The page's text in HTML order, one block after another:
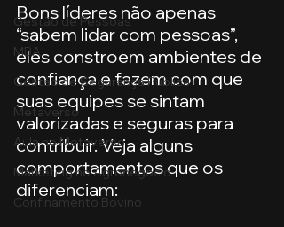
Gestão de Pessoas
MBA
Gestão de Segurança Publica
Metaverso
Aula no Metaverso
Marketing no Agronegócio
Confinamento Bovino
Bons líderes não apenas
“sabem lidar com pessoas”,
eles constroem ambientes de
confiança e fazem com que
suas equipes se sintam
valorizadas e seguras para
contribuir. Veja alguns
comportamentos que os
diferenciam: